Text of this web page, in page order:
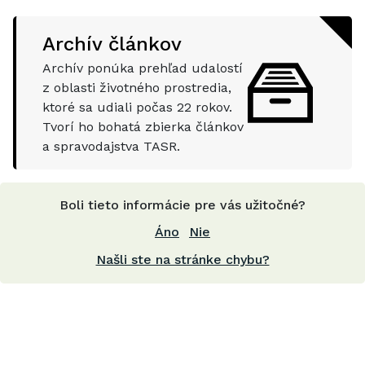
Archív článkov
Archív ponúka prehľad udalostí
z oblasti životného prostredia,
ktoré sa udiali počas 22 rokov.
Tvorí ho bohatá zbierka článkov
a spravodajstva TASR.
Boli tieto informácie pre vás užitočné?
Áno
Nie
Našli ste na stránke chybu?